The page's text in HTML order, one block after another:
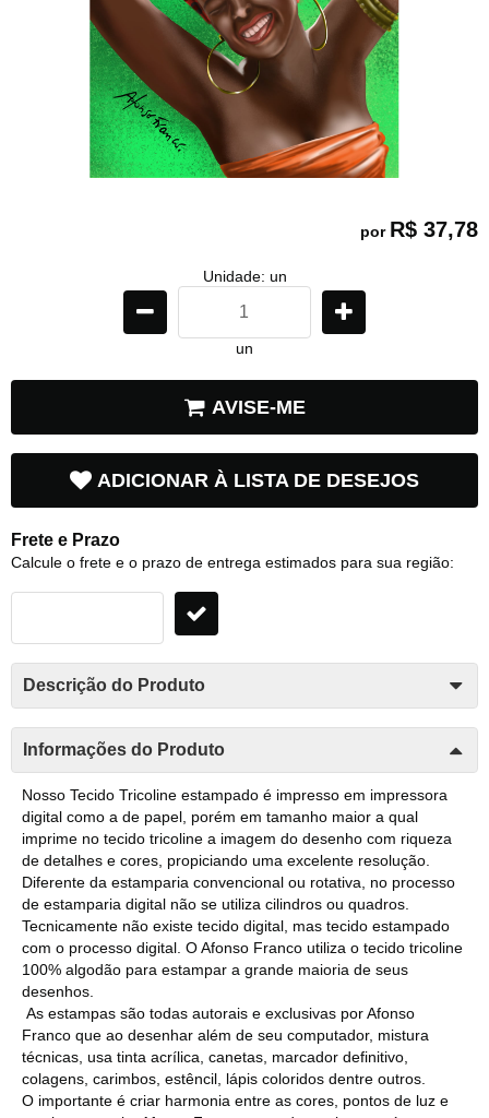
por R$ 37,78
Unidade: un
un
AVISE-ME
ADICIONAR À LISTA DE DESEJOS
Frete e Prazo
Calcule o frete e o prazo de entrega estimados para sua região:
Descrição do Produto
Informações do Produto
Nosso Tecido Tricoline estampado é impresso em impressora
digital como a de papel, porém em tamanho maior a qual
imprime no tecido tricoline a imagem do desenho com riqueza
de detalhes e cores, propiciando uma excelente resolução.
Diferente da estamparia convencional ou rotativa, no processo
de estamparia digital não se utiliza cilindros ou quadros.
Tecnicamente não existe tecido digital, mas tecido estampado
com o processo digital. O Afonso Franco utiliza o tecido tricoline
100% algodão para estampar a grande maioria de seus
desenhos.
As estampas são todas autorais e exclusivas por Afonso
Franco que ao desenhar além de seu computador, mistura
técnicas, usa tinta acrílica, canetas, marcador definitivo,
colagens, carimbos, estêncil, lápis coloridos dentre outros.
O importante é criar harmonia entre as cores, pontos de luz e